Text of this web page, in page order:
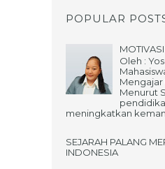
POPULAR
Oleh :
Mengajar
Menurut
meningkatkan
SEJARAH PALANG
INDONESIA